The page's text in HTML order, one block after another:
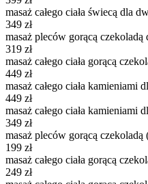
masaż całego ciała świecą dla
349 zł
masaż pleców gorącą
319 zł
masaż całego ciała gorącą
449 zł
masaż całego ciała kamieniami
449 zł
masaż całego ciała kamieniami
349 zł
masaż pleców gorącą czekoladą
199 zł
masaż całego ciała gorącą
249 zł